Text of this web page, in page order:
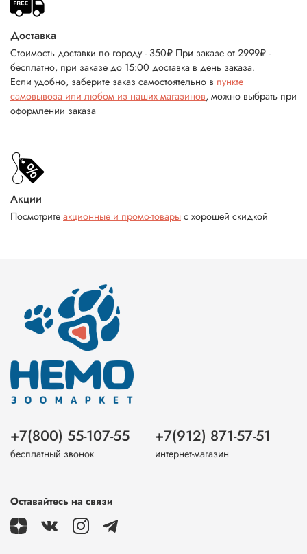
Доставка
Стоимость доставки по городу - 350₽ При заказе от 2999₽ -
бесплатно, при заказе до 15:00 доставка в день заказа.
Если удобно, заберите заказ самостоятельно в пункте
самовывоза или любом из наших магазинов, можно выбрать при
оформлении заказа
Акции
Посмотрите акционные и промо-товары с хорошей скидкой
+7(800) 55-107-55
бесплатный звонок
+7(912) 871-57-51
интернет-магазин
Оставайтесь на связи